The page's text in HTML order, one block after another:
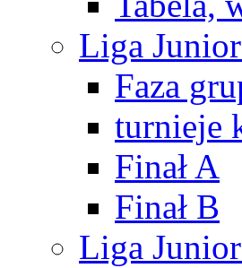
Liga
Faza
turnieje
Finał A
Finał B
Liga